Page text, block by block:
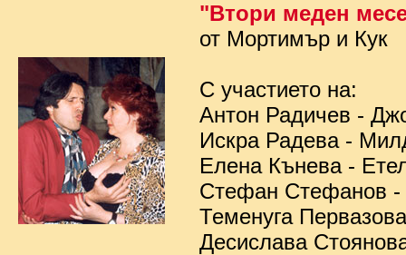
"Втори меден
от Мортимър и Кук
С участието на:
Антон Радичев -
Искра Радева -
Елена Кънева -
Стефан Стефанов
Теменуга
Десислава